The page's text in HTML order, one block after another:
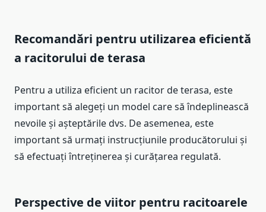
Recomandări pentru utilizarea eficientă
a racitorului de terasa
Pentru a utiliza eficient un racitor de terasa, este
important să alegeți un model care să îndeplinească
nevoile și așteptările dvs. De asemenea, este
important să urmați instrucțiunile producătorului și
să efectuați întreținerea și curățarea regulată.
Perspective de viitor pentru racitoarele